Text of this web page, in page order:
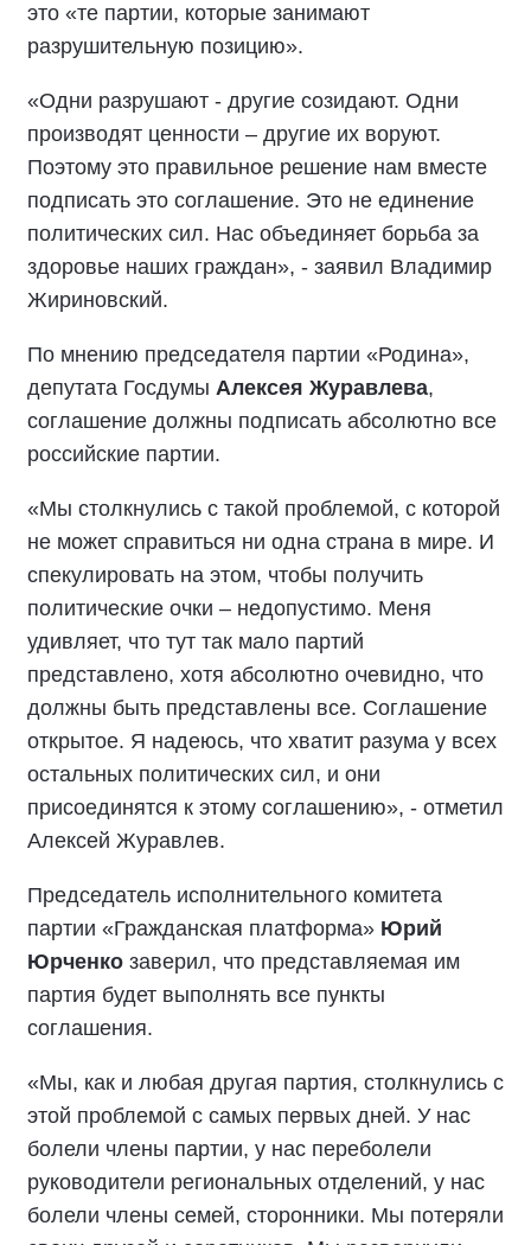
это «те партии, которые занимают
разрушительную позицию».
«Одни разрушают - другие созидают. Одни
производят ценности – другие их воруют.
Поэтому это правильное решение нам вместе
подписать это соглашение. Это не единение
политических сил. Нас объединяет борьба за
здоровье наших граждан», - заявил Владимир
Жириновский.
По мнению председателя партии «Родина»,
депутата Госдумы Алексея Журавлева,
соглашение должны подписать абсолютно все
российские партии.
«Мы столкнулись с такой проблемой, с которой
не может справиться ни одна страна в мире. И
спекулировать на этом, чтобы получить
политические очки – недопустимо. Меня
удивляет, что тут так мало партий
представлено, хотя абсолютно очевидно, что
должны быть представлены все. Соглашение
открытое. Я надеюсь, что хватит разума у всех
остальных политических сил, и они
присоединятся к этому соглашению», - отметил
Алексей Журавлев.
Председатель исполнительного комитета
партии «Гражданская платформа» Юрий
Юрченко заверил, что представляемая им
партия будет выполнять все пункты
соглашения.
«Мы, как и любая другая партия, столкнулись с
этой проблемой с самых первых дней. У нас
болели члены партии, у нас переболели
руководители региональных отделений, у нас
болели члены семей, сторонники. Мы потеряли